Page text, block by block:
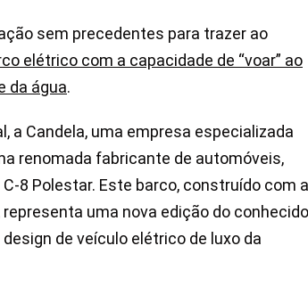
sem precedentes para trazer ao
elétrico com a capacidade de “voar” ao
da água.
a Candela, uma empresa especializada
renomada fabricante de automóveis,
8 Polestar. Este barco, construído com a
uma nova edição do conhecido
de veículo elétrico de luxo da